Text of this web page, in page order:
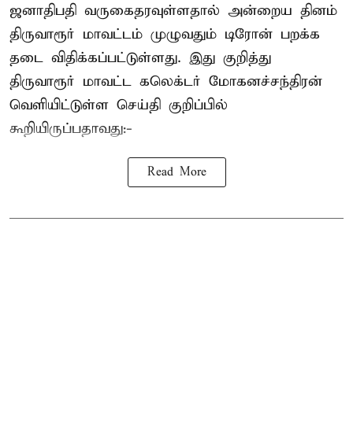
ஜனாதிபதி வருகைதரவுள்ளதால் அன்றைய தினம்
திருவாரூர் மாவட்டம் முழுவதும் டிரோன் பறக்க
தடை விதிக்கப்பட்டுள்ளது. இது குறித்து
திருவாரூர் மாவட்ட கலெக்டர் மோகனச்சந்திரன்
வெளியிட்டுள்ள செய்தி குறிப்பில்
கூறியிருப்பதாவது:-
Read More